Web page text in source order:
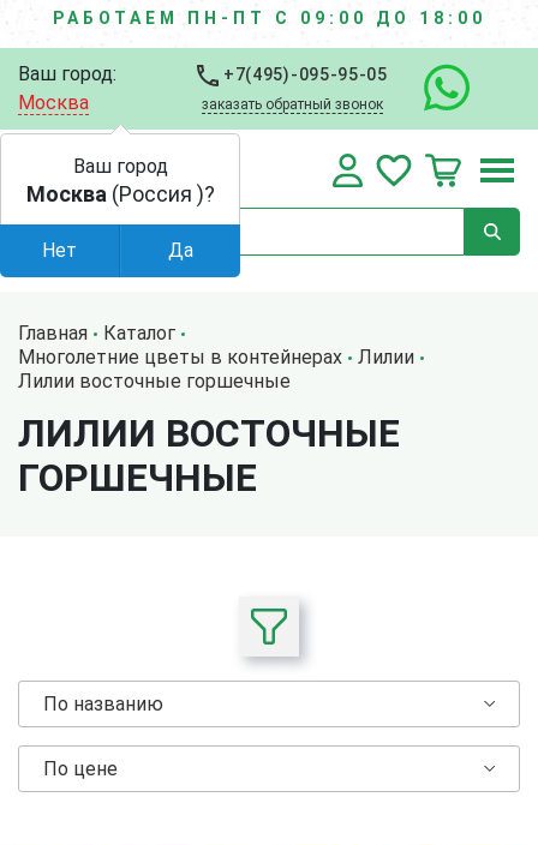
РАБОТАЕМ ПН-ПТ С 09:00 ДО 18:00
Ваш город:
Москва
+7(495)-095-95-05
заказать обратный звонок
Главная
Каталог
Многолетние цветы в контейнерах
Лилии
Лилии восточные горшечные
ЛИЛИИ ВОСТОЧНЫЕ
ГОРШЕЧНЫЕ
По названию
По цене
Ваш город
Москва (Россия )?
Нет Да